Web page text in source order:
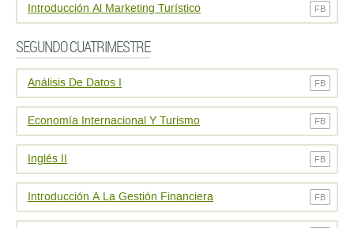
Introducción Al Marketing Turí­stico FB
SEGUNDO CUATRIMESTRE
Análisis De Datos I FB
Economí­a Internacional Y Turismo FB
Inglés II FB
Introducción A La Gestión Financiera FB